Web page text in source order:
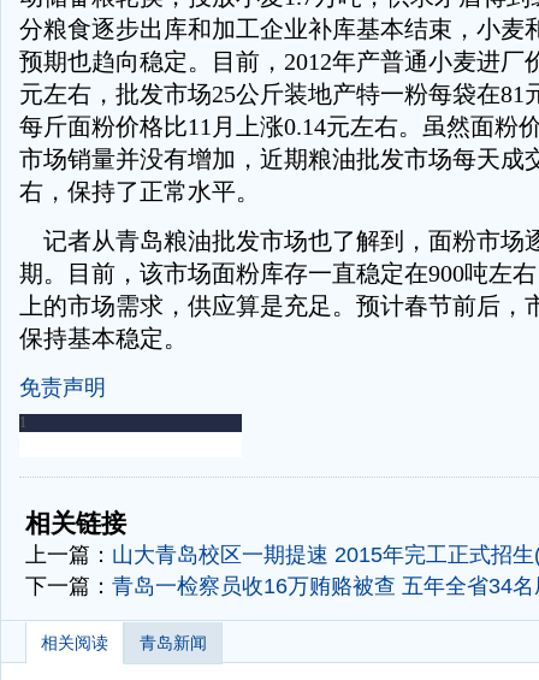
分粮食逐步出库和加工企业补库基本结束，小麦
预期也趋向稳定。目前，2012年产普通小麦进厂
元左右，批发市场25公斤装地产特一粉每袋在
每斤面粉价格比11月上涨0.14元左右。虽然面粉
市场销量并没有增加，近期粮油批发市场每天成
右，保持了正常水平。
记者从青岛粮油批发市场也了解到，面粉市场
期。目前，该市场面粉库存一直稳定在900吨左
上的市场需求，供应算是充足。预计春节前后，
保持基本稳定。
免责声明
-
相关链接
上一篇： 山大青岛校区一期提速 2015年完工正式招生
下一篇： 青岛一检察员收16万贿赂被查 五年全省34
相关阅读 青岛新闻